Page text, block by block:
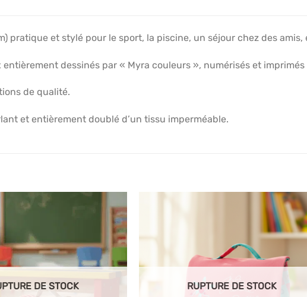
pratique et stylé pour le sport, la piscine, un séjour chez des amis,
dessinés par « Myra couleurs », numérisés et
de qualité.
et entièrement doublé d’un tissu imperméable.
Ajouter
à mes
articles
favoris
DE STOCK
à
RUPTURE DE STOCK